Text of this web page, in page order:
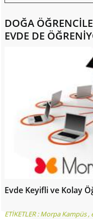
DOĞA
EVDE DE
Evde Keyifli ve Kolay
ETİKETLER :Morpa Kampüs,